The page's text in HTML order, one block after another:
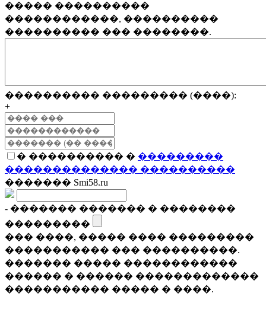
����� ����������
������������, ����������
���������� ��� ��������.
���������� ��������� (����):
+
� ���������� � ���������
�������������� ����������
������� Smi58.ru
- ������� ������� � ��������
���������
��� ����, ����� ���� ���������
����������� ��� ����������.
������� ����� ������������
������ � ������ �������������
����������� ����� � ����.